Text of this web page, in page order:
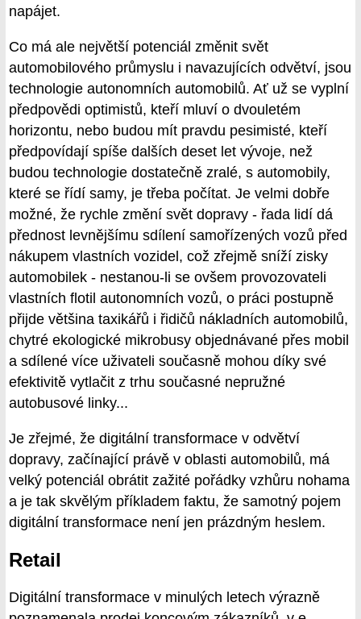
napájet.
Co má ale největší potenciál změnit svět
automobilového průmyslu i navazujících odvětví, jsou
technologie autonomních automobilů. Ať už se vyplní
předpovědi optimistů, kteří mluví o dvouletém
horizontu, nebo budou mít pravdu pesimisté, kteří
předpovídají spíše dalších deset let vývoje, než
budou technologie dostatečně zralé, s automobily,
které se řídí samy, je třeba počítat. Je velmi dobře
možné, že rychle změní svět dopravy - řada lidí dá
přednost levnějšímu sdílení samořízených vozů před
nákupem vlastních vozidel, což zřejmě sníží zisky
automobilek - nestanou-li se ovšem provozovateli
vlastních flotil autonomních vozů, o práci postupně
přijde většina taxikářů i řidičů nákladních automobilů,
chytré ekologické mikrobusy objednávané přes mobil
a sdílené více uživateli současně mohou díky své
efektivitě vytlačit z trhu současné nepružné
autobusové linky...
Je zřejmé, že digitální transformace v odvětví
dopravy, začínající právě v oblasti automobilů, má
velký potenciál obrátit zažité pořádky vzhůru nohama
a je tak skvělým příkladem faktu, že samotný pojem
digitální transformace není jen prázdným heslem.
Retail
Digitální transformace v minulých letech výrazně